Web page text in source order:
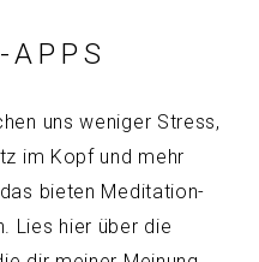
uns weniger Stress,
im Kopf und mehr
bieten Meditation-
Lies hier über die